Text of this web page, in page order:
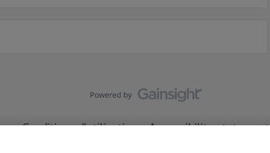
Conditions d'utilisation Accessibility statement